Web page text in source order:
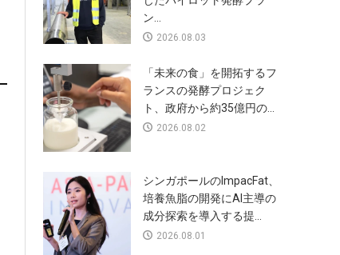
ン...
2026.08.03
「未来の食」を開拓するフ
ランスの発酵プロジェク
ト、政府から約35億円の...
2026.08.02
シンガポールのImpacFat、
培養魚脂の開発にAI主導の
成分探索を導入する提...
2026.08.01